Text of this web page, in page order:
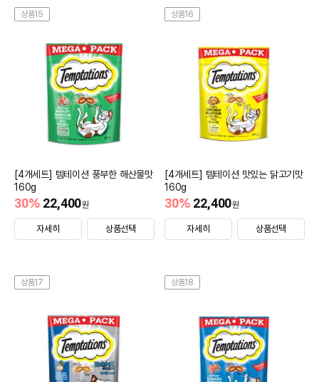
상품15
[4개세트] 템테이션 풍부한 해산물맛
160g
22,400원
30%
자세히 상품선택
상품16
[4개세트] 템테이션 맛있는 닭고기맛
160g
22,400원
30%
자세히 상품선택
상품17 상품18